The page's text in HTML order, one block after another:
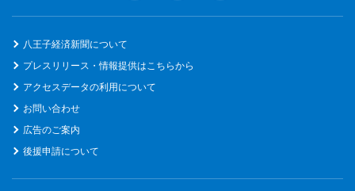
八王子経済新聞について
プレスリリース・情報提供はこちらから
アクセスデータの利用について
お問い合わせ
広告のご案内
後援申請について